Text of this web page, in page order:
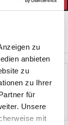
zu
anbieten
zu
zu Ihrer
für
Unsere
mit
Literatur